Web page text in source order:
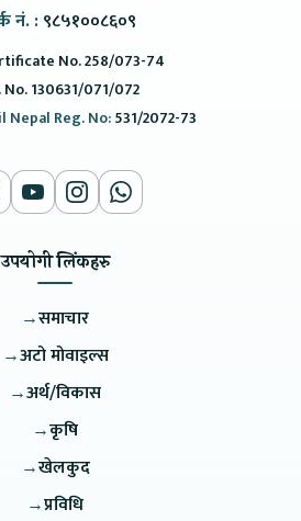
नं. : ९८५१००८६०९
No. 258/073-74
No. 130631/071/072
Nepal Reg. No:531/2072-73
उपयोगी लिंकहरु
→समाचार
→अटो मोवाइल्स
→अर्थ/विकास
→कृषि
→खेलकुद
→प्रविधि